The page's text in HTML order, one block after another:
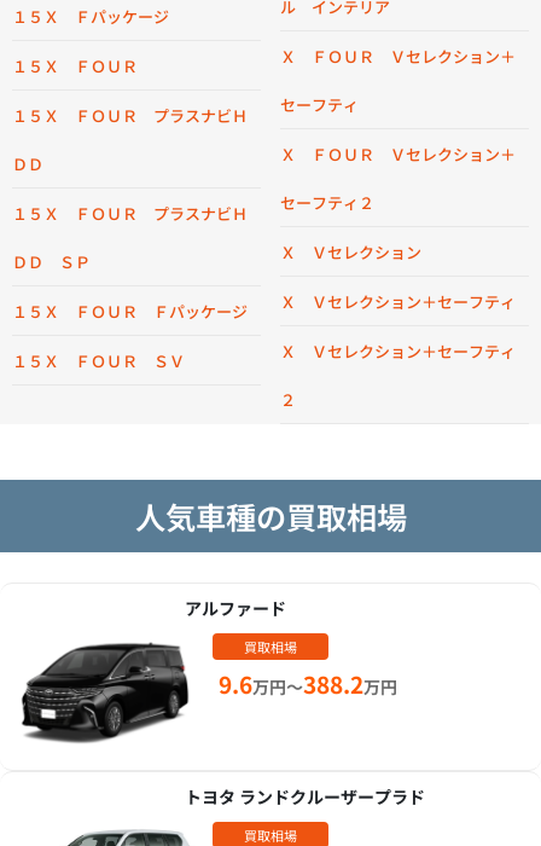
１５Ｘ Ｆパッケージ
１５Ｘ ＦＯＵＲ
１５Ｘ ＦＯＵＲ プラスナビＨ
ＤＤ
１５Ｘ ＦＯＵＲ プラスナビＨ
ＤＤ ＳＰ
１５Ｘ ＦＯＵＲ Ｆパッケージ
１５Ｘ ＦＯＵＲ ＳＶ
ル インテリア
Ｘ ＦＯＵＲ Ｖセレクション＋
セーフティ
Ｘ ＦＯＵＲ Ｖセレクション＋
セーフティ２
Ｘ Ｖセレクション
Ｘ Ｖセレクション＋セーフティ
Ｘ Ｖセレクション＋セーフティ
２
人気車種の買取相場
アルファード
買取相場
9.6万円～388.2万円
トヨタ ランドクルーザープラド
買取相場